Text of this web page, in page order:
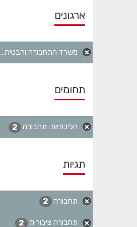
ארגונים
משרד התחבורה והבטיח...
תחומים
הליכתיות: תחבורה 2
תגיות
תחבורה 2
תחבורה ציבורית 2